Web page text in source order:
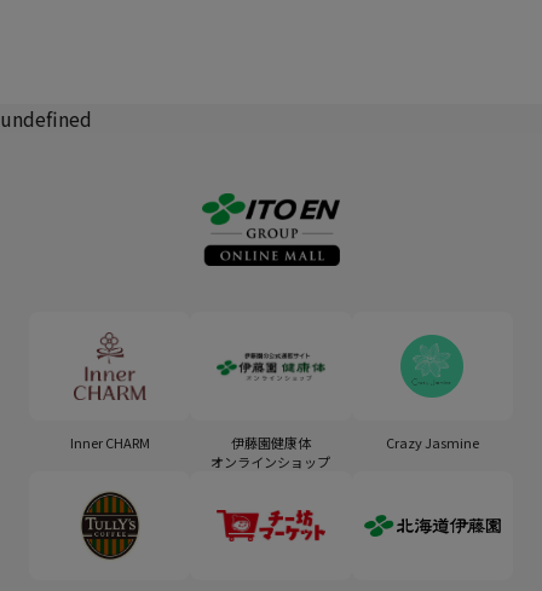
undefined
Inner CHARM
伊藤園健康体
オンラインショップ
Crazy Jasmine